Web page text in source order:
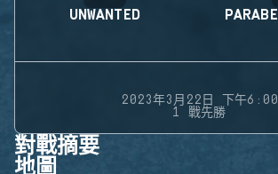
UNWANTED
2023年3月22日 下午6:00
1 戰先勝
對戰摘要
地圖